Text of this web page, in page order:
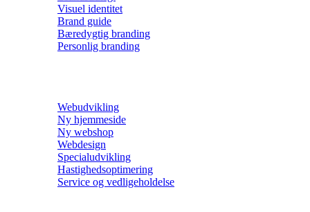
Visuel identitet
Brand guide
Bæredygtig branding
Personlig branding
Webudvikling
Ny hjemmeside
Ny webshop
Webdesign
Specialudvikling
Hastighedsoptimering
Service og vedligeholdelse